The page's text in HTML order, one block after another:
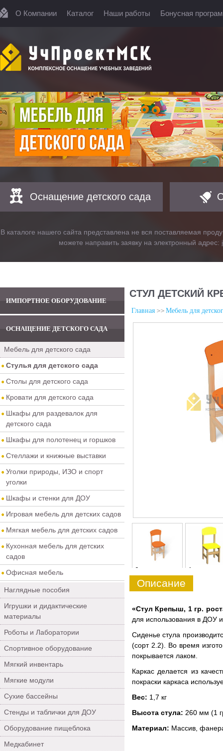
О Компании Каталог Наши работы Бонусная
Оснащение детского сада
В каталоге нашего сайта представлена не вся поставляемая
можете направить заявку на электронный адрес:
ИМПОРТНОЕ ОБОРУДОВАНИЕ
ОСНАЩЕНИЕ ДЕТСКОГО САДА
Мебель для детского сада
Стулья для детского сада
Столы для детского сада
Кровати для детского сада
Шкафы для раздевалок для
детского сада
Шкафы для полотенец и горшков
Стеллажи и книжные выставки
Уголки природы, ИЗО и спорт
уголки
Шкафы и стенки для ДОУ
Игровая мебель для детских садов
Мягкая мебель для детских садов
Кухонная мебель для детских
садов
Офисная мебель
Наглядные пособия
Игрушки и дидактические
материалы
Роботы и Лаборатории
Спортивное оборудование
Мягкий инвентарь
Мягкие модули
Сухие бассейны
Стенды и таблички для ДОУ
Оборудование пищеблока
Медкабинет
СТУЛ ДЕТСКИЙ
Главная Мебель для
0 1
Описание
«Стул Крепыш, 1 гр.
для использования в ДОУ
Сиденье стула
(сорт 2.2). Во время
покрывается лаком.
Каркас делается из
покраски каркаса
Вес: 1,7 кг
Высота стула: 260 мм (1
Материал: Массив,